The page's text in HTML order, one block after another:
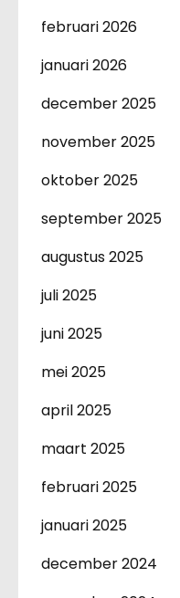
februari 2026
januari 2026
december 2025
november 2025
oktober 2025
september 2025
augustus 2025
juli 2025
juni 2025
mei 2025
april 2025
maart 2025
februari 2025
januari 2025
december 2024